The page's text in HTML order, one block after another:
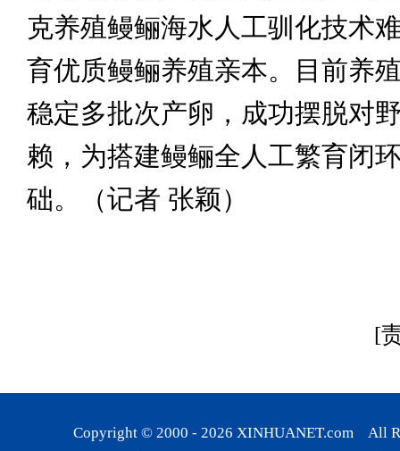
克养殖鳗鲡海水人工驯化技术
育优质鳗鲡养殖亲本。目前养
稳定多批次产卵，成功摆脱对
赖，为搭建鳗鲡全人工繁育闭
础。（记者 张颖）
[
Copyright © 2000 - 2026 XINHUANET.com All